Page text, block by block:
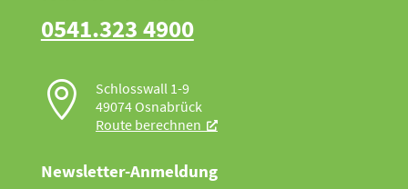
0541.323 4900

Schlosswall 1-9
49074 Osnabrück
Route berechnen
Newsletter-Anmeldung